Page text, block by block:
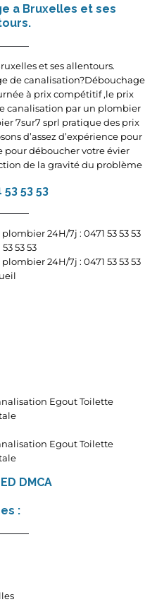
a Bruxelles et ses
et ses allentours.
de canalisation?Débouchage
à prix compétitif ,le prix
canalisation par un plombier
7sur7 sprl pratique des prix
d’assez d’expérience pour
pour déboucher votre évier
de la gravité du problème
53 53 53
24H/7j : 0471 53 53 53
53 53
24H/7j : 0471 53 53 53
Egout Toilette
Egout Toilette
DMCA
: